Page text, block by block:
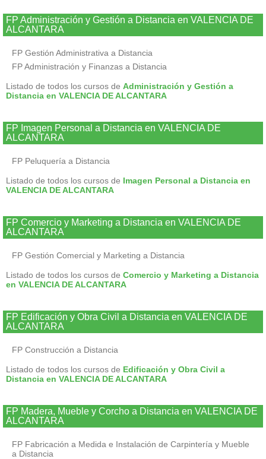
FP Administración y Gestión a Distancia en VALENCIA DE
ALCANTARA
FP Gestión Administrativa a Distancia
FP Administración y Finanzas a Distancia
Listado de todos los cursos de Administración y Gestión a
Distancia en VALENCIA DE ALCANTARA
FP Imagen Personal a Distancia en VALENCIA DE
ALCANTARA
FP Peluquería a Distancia
Listado de todos los cursos de Imagen Personal a Distancia en
VALENCIA DE ALCANTARA
FP Comercio y Marketing a Distancia en VALENCIA DE
ALCANTARA
FP Gestión Comercial y Marketing a Distancia
Listado de todos los cursos de Comercio y Marketing a Distancia
en VALENCIA DE ALCANTARA
FP Edificación y Obra Civil a Distancia en VALENCIA DE
ALCANTARA
FP Construcción a Distancia
Listado de todos los cursos de Edificación y Obra Civil a
Distancia en VALENCIA DE ALCANTARA
FP Madera, Mueble y Corcho a Distancia en VALENCIA DE
ALCANTARA
FP Fabricación a Medida e Instalación de Carpintería y Mueble
a Distancia